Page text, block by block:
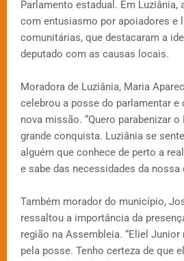
Parlamento estadual. Em Luziânia,
com entusiasmo por apoiadores e
comunitárias, que destacaram a
deputado com as causas locais.
Moradora de Luziânia, Maria
celebrou a posse do parlamentar e
nova missão. “Quero parabenizar
grande conquista. Luziânia se
alguém que conhece de perto a
e sabe das necessidades da nossa
Também morador do município,
ressaltou a importância da
região na Assembleia. “Eliel Junior
pela posse. Tenho certeza de que